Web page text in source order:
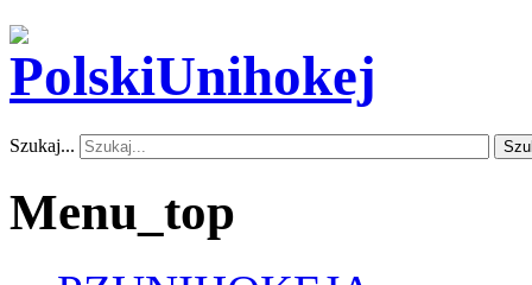
Szukaj...
Menu_top